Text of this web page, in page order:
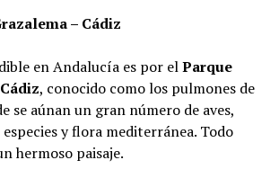
– Cádiz
en Andalucía es por elParque
, conocido como los pulmones de
se aúnan un gran número de aves,
y flora mediterránea. Todo
hermoso paisaje.